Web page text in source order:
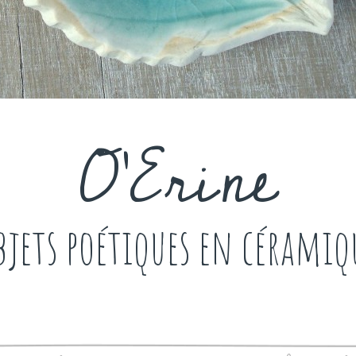
O'Erine
poétiques en